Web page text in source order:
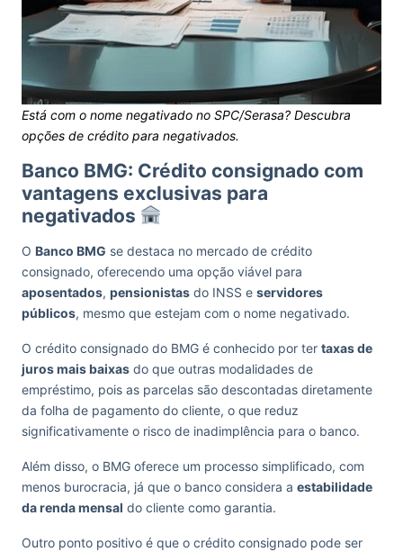
Está com o nome negativado no SPC/Serasa? Descubra
opções de crédito para negativados.
Banco BMG: Crédito consignado com
vantagens exclusivas para
negativados
O Banco BMG se destaca no mercado de crédito
consignado, oferecendo uma opção viável para
aposentados, pensionistas do INSS e servidores
públicos, mesmo que estejam com o nome negativado.
O crédito consignado do BMG é conhecido por ter taxas de
juros mais baixas do que outras modalidades de
empréstimo, pois as parcelas são descontadas diretamente
da folha de pagamento do cliente, o que reduz
significativamente o risco de inadimplência para o banco.
Além disso, o BMG oferece um processo simplificado, com
menos burocracia, já que o banco considera a estabilidade
da renda mensal do cliente como garantia.
Outro ponto positivo é que o crédito consignado pode ser